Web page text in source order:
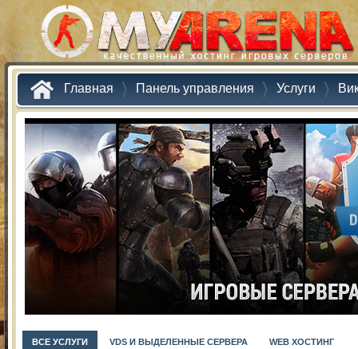
Главная Панель управления Услуги
ВСЕ УСЛУГИ VDS И ВЫДЕЛЕННЫЕ СЕРВЕРА WEB ХОСТИНГ